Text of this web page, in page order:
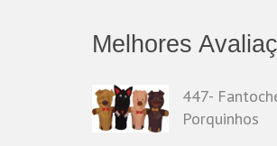
Melhores
447-
Porquinhos